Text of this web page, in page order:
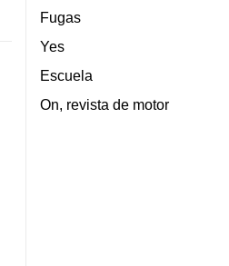
Fugas
Yes
Escuela
On, revista de motor